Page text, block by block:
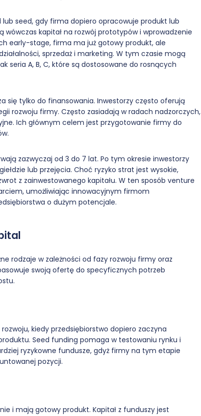
seed, gdy firma dopiero opracowuje produkt lub
wówczas kapitał na rozwój prototypów i wprowadzenie
early-stage, firma ma już gotowy produkt, ale
sprzedaż i marketing. W tym czasie mogą
seria A, B, C, które są dostosowane do rosnących
się tylko do finansowania. Inwestorzy często oferują
rozwoju firmy. Często zasiadają w radach nadzorczych,
Ich głównym celem jest przygotowanie firmy do
zazwyczaj od 3 do 7 lat. Po tym okresie inwestorzy
lub przejęcia. Choć ryzyko strat jest wysokie,
z zainwestowanego kapitału. W ten sposób venture
umożliwiając innowacyjnym firmom
o dużym potencjale.
rodzaje w zależności od fazy rozwoju firmy oraz
swoją ofertę do specyficznych potrzeb
kiedy przedsiębiorstwo dopiero zaczyna
Seed funding pomaga w testowaniu rynku i
ryzykowne fundusze, gdyż firmy na tym etapie
pozycji.
i mają gotowy produkt. Kapitał z funduszy jest